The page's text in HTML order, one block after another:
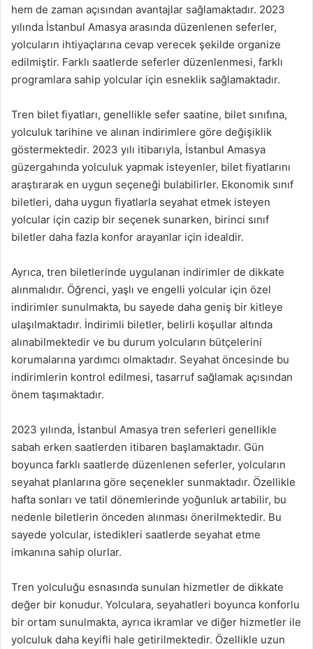
hem de zaman açısından avantajlar sağlamaktadır. 2023
yılında İstanbul Amasya arasında düzenlenen seferler,
yolcuların ihtiyaçlarına cevap verecek şekilde organize
edilmiştir. Farklı saatlerde seferler düzenlenmesi, farklı
programlara sahip yolcular için esneklik sağlamaktadır.
Tren bilet fiyatları, genellikle sefer saatine, bilet sınıfına,
yolculuk tarihine ve alınan indirimlere göre değişiklik
göstermektedir. 2023 yılı itibarıyla, İstanbul Amasya
güzergahında yolculuk yapmak isteyenler, bilet fiyatlarını
araştırarak en uygun seçeneği bulabilirler. Ekonomik sınıf
biletleri, daha uygun fiyatlarla seyahat etmek isteyen
yolcular için cazip bir seçenek sunarken, birinci sınıf
biletler daha fazla konfor arayanlar için idealdir.
Ayrıca, tren biletlerinde uygulanan indirimler de dikkate
alınmalıdır. Öğrenci, yaşlı ve engelli yolcular için özel
indirimler sunulmakta, bu sayede daha geniş bir kitleye
ulaşılmaktadır. İndirimli biletler, belirli koşullar altında
alınabilmektedir ve bu durum yolcuların bütçelerini
korumalarına yardımcı olmaktadır. Seyahat öncesinde bu
indirimlerin kontrol edilmesi, tasarruf sağlamak açısından
önem taşımaktadır.
2023 yılında, İstanbul Amasya tren seferleri genellikle
sabah erken saatlerden itibaren başlamaktadır. Gün
boyunca farklı saatlerde düzenlenen seferler, yolcuların
seyahat planlarına göre seçenekler sunmaktadır. Özellikle
hafta sonları ve tatil dönemlerinde yoğunluk artabilir, bu
nedenle biletlerin önceden alınması önerilmektedir. Bu
sayede yolcular, istedikleri saatlerde seyahat etme
imkanına sahip olurlar.
Tren yolculuğu esnasında sunulan hizmetler de dikkate
değer bir konudur. Yolculara, seyahatleri boyunca konforlu
bir ortam sunulmakta, ayrıca ikramlar ve diğer hizmetler ile
yolculuk daha keyifli hale getirilmektedir. Özellikle uzun